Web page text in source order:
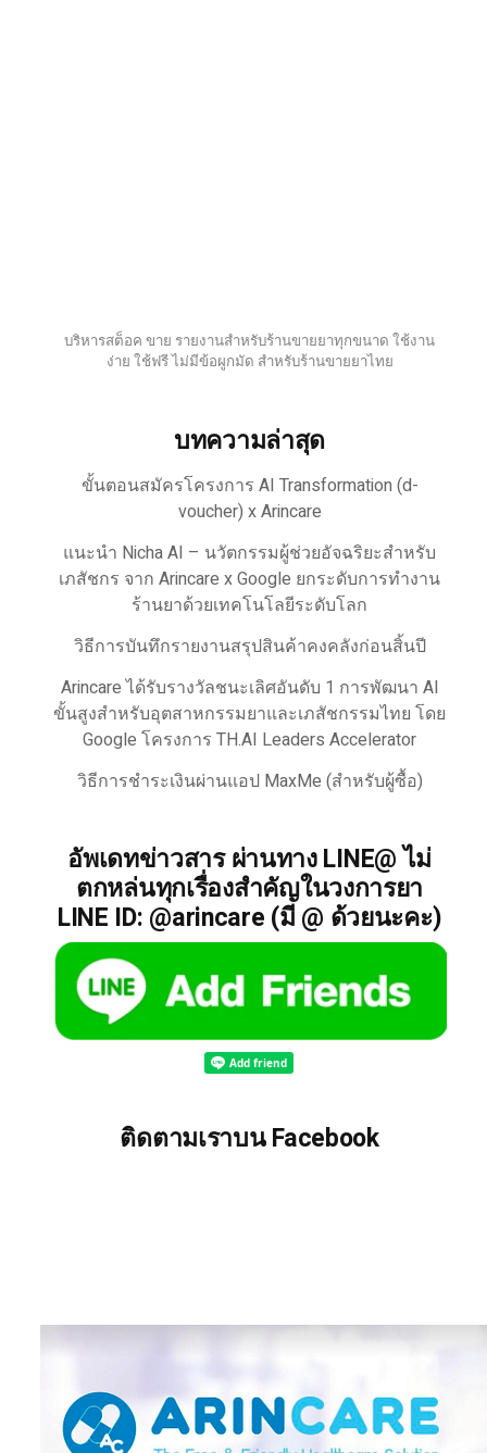
บริหารสต็อค ขาย รายงานสำหรับร้านขายยาทุกขนาด ใช้งาน
ง่าย ใช้ฟรี ไม่มีข้อผูกมัด สำหรับร้านขายยาไทย
บทความล่าสุด
ขั้นตอนสมัครโครงการ AI Transformation (d-
voucher) x Arincare
แนะนำ Nicha AI – นวัตกรรมผู้ช่วยอัจฉริยะสำหรับ
เภสัชกร จาก Arincare x Google ยกระดับการทำงาน
ร้านยาด้วยเทคโนโลยีระดับโลก
วิธีการบันทึกรายงานสรุปสินค้าคงคลังก่อนสิ้นปี
Arincare ได้รับรางวัลชนะเลิศอันดับ 1 การพัฒนา AI
ขั้นสูงสำหรับอุตสาหกรรมยาและเภสัชกรรมไทย โดย
Google โครงการ TH.AI Leaders Accelerator
วิธีการชำระเงินผ่านแอป MaxMe (สำหรับผู้ซื้อ)
อัพเดทข่าวสาร ผ่านทาง LINE@ ไม่
ตกหล่นทุกเรื่องสำคัญในวงการยา
LINE ID: @arincare (มี @ ด้วยนะคะ)
ติดตามเราบน Facebook